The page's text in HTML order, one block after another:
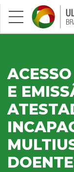
Saltar para
E